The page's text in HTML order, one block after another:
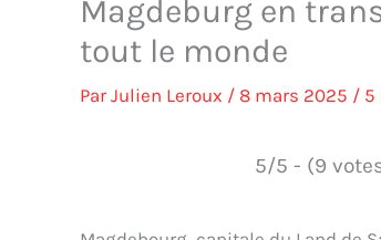
Magdeburg en
tout le monde
ParJulien Leroux / 8 mars 2025 / 5
5/5 - (9